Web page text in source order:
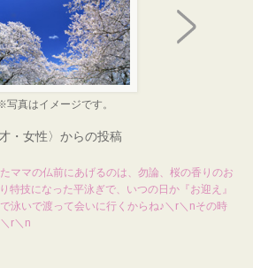
写真はイメージです。
・女性〉からの投稿
ママの仏前にあげるのは、勿論、桜の香りのお
特技になった平泳ぎで、いつの日か『お迎え』
泳いで渡って会いに行くからね♪＼r＼nその時
r＼n